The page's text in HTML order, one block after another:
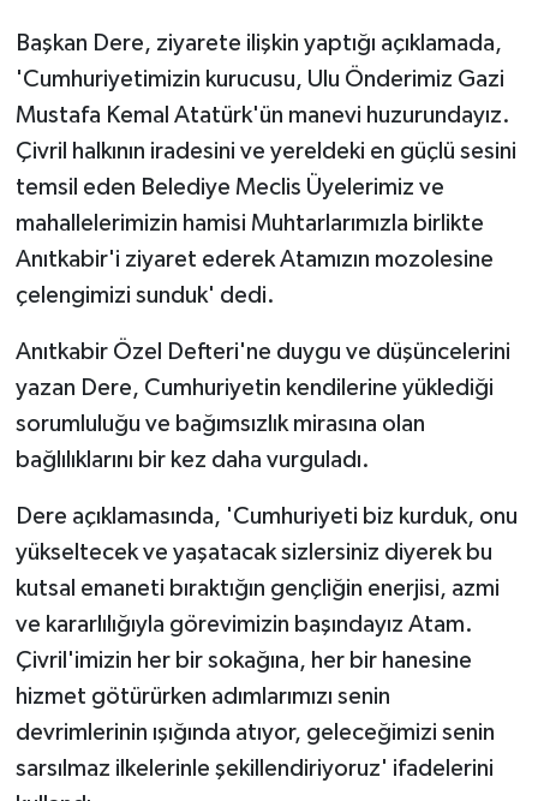
Başkan Dere, ziyarete ilişkin yaptığı açıklamada,
'Cumhuriyetimizin kurucusu, Ulu Önderimiz Gazi
Mustafa Kemal Atatürk'ün manevi huzurundayız.
Çivril halkının iradesini ve yereldeki en güçlü sesini
temsil eden Belediye Meclis Üyelerimiz ve
mahallelerimizin hamisi Muhtarlarımızla birlikte
Anıtkabir'i ziyaret ederek Atamızın mozolesine
çelengimizi sunduk' dedi.
Anıtkabir Özel Defteri'ne duygu ve düşüncelerini
yazan Dere, Cumhuriyetin kendilerine yüklediği
sorumluluğu ve bağımsızlık mirasına olan
bağlılıklarını bir kez daha vurguladı.
Dere açıklamasında, 'Cumhuriyeti biz kurduk, onu
yükseltecek ve yaşatacak sizlersiniz diyerek bu
kutsal emaneti bıraktığın gençliğin enerjisi, azmi
ve kararlılığıyla görevimizin başındayız Atam.
Çivril'imizin her bir sokağına, her bir hanesine
hizmet götürürken adımlarımızı senin
devrimlerinin ışığında atıyor, geleceğimizi senin
sarsılmaz ilkelerinle şekillendiriyoruz' ifadelerini